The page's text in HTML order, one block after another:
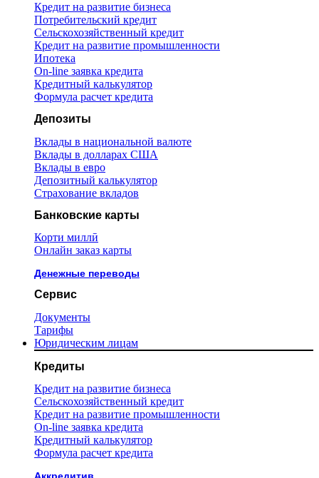
Кредит на развитие бизнеса
Потребительский кредит
Сельскохозяйственный кредит
Кредит на развитие промышленности
Ипотека
On-line заявка кредита
Кредитный калькулятор
Формула расчет кредита
Депозиты
Вклады в национальной валюте
Вклады в долларах США
Вклады в евро
Депозитный калькулятор
Страхование вкладов
Банковские карты
Корти миллӣ
Онлайн заказ карты
Денежные переводы
Сервис
Документы
Тарифы
Юридическим лицам
Кредиты
Кредит на развитие бизнеса
Сельскохозяйственный кредит
Кредит на развитие промышленности
On-line заявка кредита
Кредитный калькулятор
Формула расчет кредита